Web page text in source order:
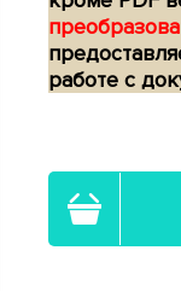
работе с